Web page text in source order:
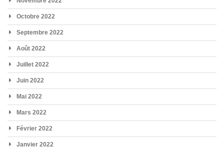
Octobre 2022
Septembre 2022
Août 2022
Juillet 2022
Juin 2022
Mai 2022
Mars 2022
Février 2022
Janvier 2022